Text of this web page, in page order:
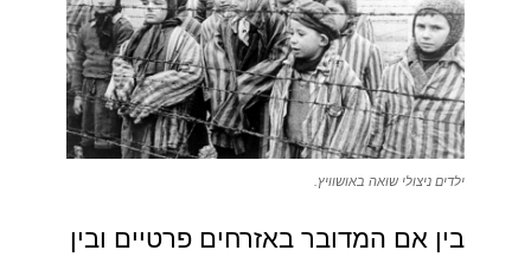
ילדים ניצולי שואה באושוויץ.
בין אם המדובר באזרחים פרטיים ובין